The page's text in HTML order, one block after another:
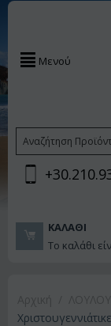
Μενού
ΚΑΛΆΘΙ
Το καλάθι